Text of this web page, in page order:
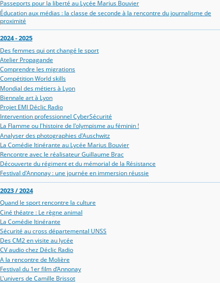
Passeports pour la liberté au Lycée Marius Bouvier
Éducation aux médias : la classe de seconde à la rencontre du journalisme de
proximité
2024 - 2025
Des femmes qui ont changé le sport
Atelier Propagande
Comprendre les migrations
Compétition World skills
Mondial des métiers à Lyon
Biennale art à Lyon
Projet EMI Déclic Radio
Intervention professionnel CyberSécurité
La Flamme ou l'histoire de l'olympisme au féminin !
Analyser des photographies d'Auschwitz
La Comédie Itinérante au Lycée Marius Bouvier
Rencontre avec le réalisateur Guillaume Brac
Découverte du régiment et du mémorial de la Résistance
Festival d'Annonay : une journée en immersion réussie
2023 / 2024
Quand le sport rencontre la culture
Ciné théatre : Le règne animal
La Comédie Itinérante
Sécurité au cross départemental UNSS
Des CM2 en visite au lycée
CV audio chez Déclic Radio
A la rencontre de Molière
Festival du 1er film d’Annonay
L'univers de Camille Brissot